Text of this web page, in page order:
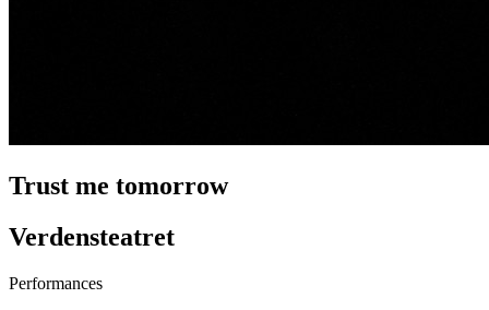
Trust me tomorrow
Verdensteatret
Performances